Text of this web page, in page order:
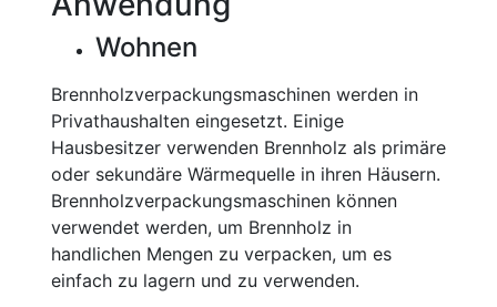
Wohnen
Brennholzverpackungsmaschinen werden in
Privathaushalten eingesetzt. Einige
Hausbesitzer verwenden Brennholz als primäre
oder sekundäre Wärmequelle in ihren Häusern.
Brennholzverpackungsmaschinen können
verwendet werden, um Brennholz in
handlichen Mengen zu verpacken, um es
einfach zu lagern und zu verwenden.